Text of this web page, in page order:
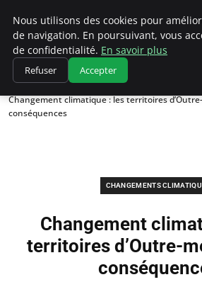
Climatedebtagents
Accueil
Changements climatiques
Changement climatique : les territoires
conséquences
CHANGEMENTS
Changement
territoires d’Outre-
Nous utilisons des cookies pour
de navigation. En poursuivant, vous
de confidentialité. En savoir plus
Refuser Accepter